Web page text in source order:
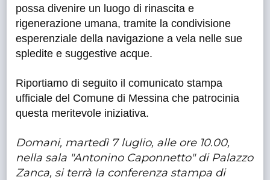
possa divenire un luogo di rinascita e
rigenerazione umana, tramite la condivisione
esperenziale della navigazione a vela nelle sue
spledite e suggestive acque.
Riportiamo di seguito il comunicato stampa
ufficiale del Comune di Messina che patrocinia
questa meritevole iniziativa.
Domani, martedì 7 luglio, alle ore 10.00,
nella sala "Antonino Caponnetto" di Palazzo
Zanca, si terrà la conferenza stampa di